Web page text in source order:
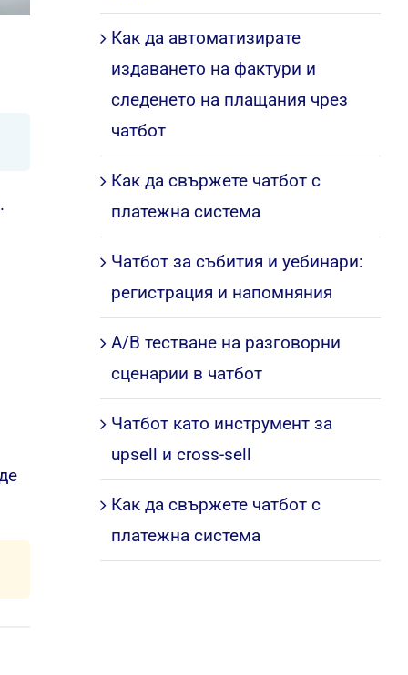
Как да автоматизирате
издаването на фактури и
следенето на плащания чрез
чатбот
Как да свържете чатбот с
платежна система
Чатбот за събития и уебинари:
регистрация и напомняния
A/B тестване на разговорни
сценарии в чатбот
Чатбот като инструмент за
upsell и cross-sell
Как да свържете чатбот с
платежна система